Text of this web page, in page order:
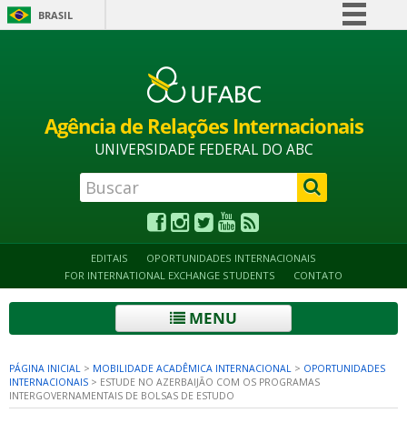
BRASIL
Acesso à informação
Canais
Agência de Relações Internacionais
UNIVERSIDADE FEDERAL DO ABC
EDITAIS
OPORTUNIDADES INTERNACIONAIS
FOR INTERNATIONAL EXCHANGE STUDENTS
CONTATO
MENU
PÁGINA INICIAL > MOBILIDADE ACADÊMICA INTERNACIONAL > OPORTUNIDADES
INTERNACIONAIS > ESTUDE NO AZERBAIJÃO COM OS PROGRAMAS
INTERGOVERNAMENTAIS DE BOLSAS DE ESTUDO